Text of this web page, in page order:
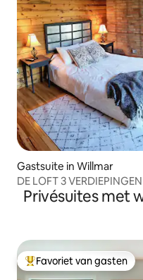
Gastsuite in Willmar
DE LOFT 3
ENORME patio!
Privésuites met
Topfavoriet van gasten
Favoriet van gasten